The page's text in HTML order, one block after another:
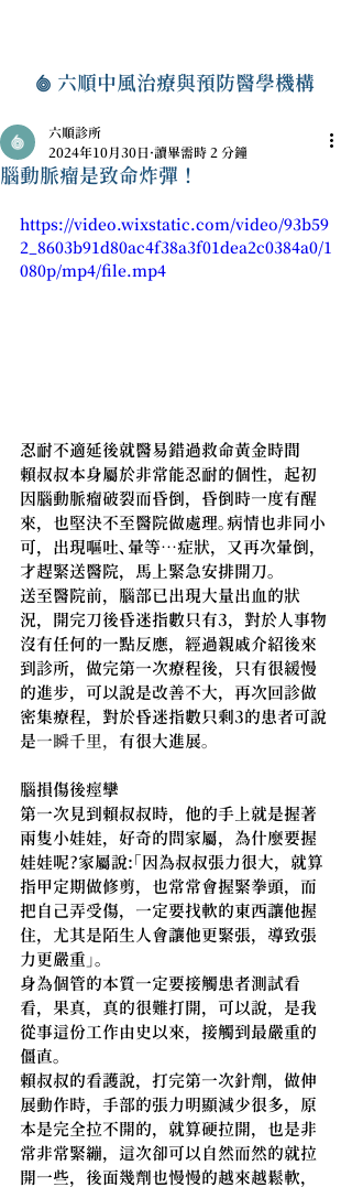
六順中風治療與預防醫學機構
腦動脈瘤是致命炸彈！
六順診所
2024年10月30日 讀畢需時 2 分鐘
https://video.wixstatic.com/video/93b59
2_8603b91d80ac4f38a3f01dea2c0384a0/1
080p/mp4/file.mp4
忍耐不適延後就醫易錯過救命黃金時間
賴叔叔本身屬於非常能忍耐的個性，起初
因腦動脈瘤破裂而昏倒，昏倒時一度有醒
來，也堅決不至醫院做處理。病情也非同小
可，出現嘔吐、暈等…症狀，又再次暈倒，
才趕緊送醫院，馬上緊急安排開刀。
送至醫院前，腦部已出現大量出血的狀
況，開完刀後昏迷指數只有3，對於人事物
沒有任何的一點反應，經過親戚介紹後來
到診所，做完第一次療程後，只有很緩慢
的進步，可以說是改善不大，再次回診做
密集療程，對於昏迷指數只剩3的患者可說
是一瞬千里， 有很大進展。
腦損傷後痙攣
第一次見到賴叔叔時，他的手上就是握著
兩隻小娃娃，好奇的問家屬，為什麼要握
娃娃呢?家屬說:「因為叔叔張力很大，就算
指甲定期做修剪，也常常會握緊拳頭，而
把自己弄受傷，一定要找軟的東西讓他握
住，尤其是陌生人會讓他更緊張，導致張
力更嚴重」。
身為個管的本質一定要接觸患者測試看
看，果真，真的很難打開，可以說，是我
從事這份工作由史以來，接觸到最嚴重的
僵直。
賴叔叔的看護說，打完第一次針劑，做伸
展動作時，手部的張力明顯減少很多，原
本是完全拉不開的，就算硬拉開，也是非
常非常緊繃，這次卻可以自然而然的就拉
開一些，後面幾劑也慢慢的越來越鬆軟，